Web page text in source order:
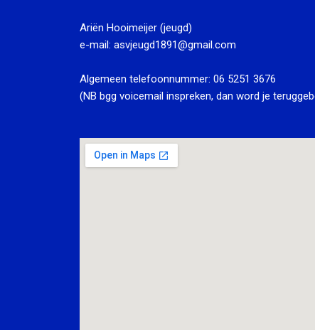
Ariën Hooimeijer (jeugd)
e-mail: asvjeugd1891@gmail.com
Algemeen telefoonnummer: 06 5251 3676
(NB bgg voicemail inspreken, dan word je